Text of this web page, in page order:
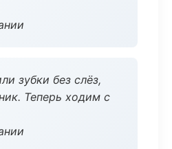
зубки без слёз,
Теперь ходим с